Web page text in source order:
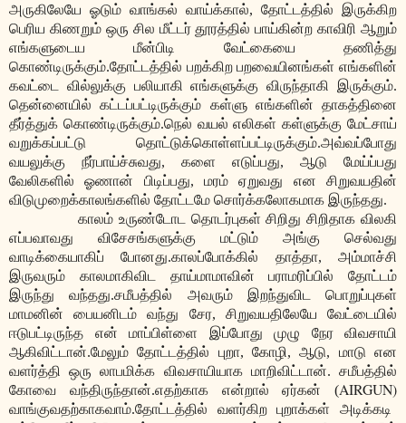
அருகிலேயே ஓடும் வாங்கல் வாய்க்கால், தோட்டத்தில் இருக்கிற
பெரிய கிணறும் ஒரு சில மீட்டர் தூரத்தில் பாய்கின்ற காவிரி ஆறும்
எங்களுடைய மீன்பிடி வேட்கையை தணித்து
கொண்டிருக்கும்.தோட்டத்தில் பறக்கிற பறவையினங்கள் எங்களின்
கவட்டை வில்லுக்கு பலியாகி எங்களுக்கு விருந்தாகி இருக்கும்.
தென்னையில் கட்டப்பட்டிருக்கும் கள்ளு எங்களின் தாகத்தினை
தீர்த்துக் கொண்டிருக்கும்.நெல் வயல் எலிகள் கள்ளுக்கு மேட்சாய்
வறுக்கப்பட்டு தொட்டுக்கொள்ளப்பட்டிருக்கும்.அவ்வப்போது
வயலுக்கு நீர்பாய்ச்சுவது, களை எடுப்பது, ஆடு மேய்ப்பது
வேலிகளில் ஓணான் பிடிப்பது, மரம் ஏறுவது என சிறுவயதின்
விடுமுறைக்காலங்களில் தோட்டமே சொர்க்கலோகமாக இருந்தது.
காலம் உருண்டோட தொடர்புகள் சிறிது சிறிதாக விலகி
எப்பவாவது விசேசங்களுக்கு மட்டும் அங்கு செல்வது
வாடிக்கையாகிப் போனது.காலப்போக்கில் தாத்தா, அம்மாச்சி
இருவரும் காலமாகிவிட தாய்மாமாவின் பராமரிப்பில் தோட்டம்
இருந்து வந்தது.சமீபத்தில் அவரும் இறந்துவிட பொறுப்புகள்
மாமனின் பையனிடம் வந்து சேர, சிறுவயதிலேயே வேட்டையில்
ஈடுபட்டிருந்த என் மாப்பிள்ளை இப்போது முழு நேர விவசாயி
ஆகிவிட்டான்.மேலும் தோட்டத்தில் புறா, கோழி, ஆடு, மாடு என
வளர்த்தி ஒரு லாபமிக்க விவசாயியாக மாறிவிட்டான். சமீபத்தில்
கோவை வந்திருந்தான்.எதற்காக என்றால் ஏர்கன் (AIRGUN)
வாங்குவதற்காகவாம்.தோட்டத்தில் வளர்கிற புறாக்கள் அடிக்கடி